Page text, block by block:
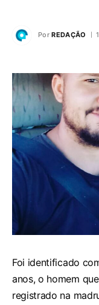
Por REDAÇÃO
Foi identificado
anos, o homem
registrado na